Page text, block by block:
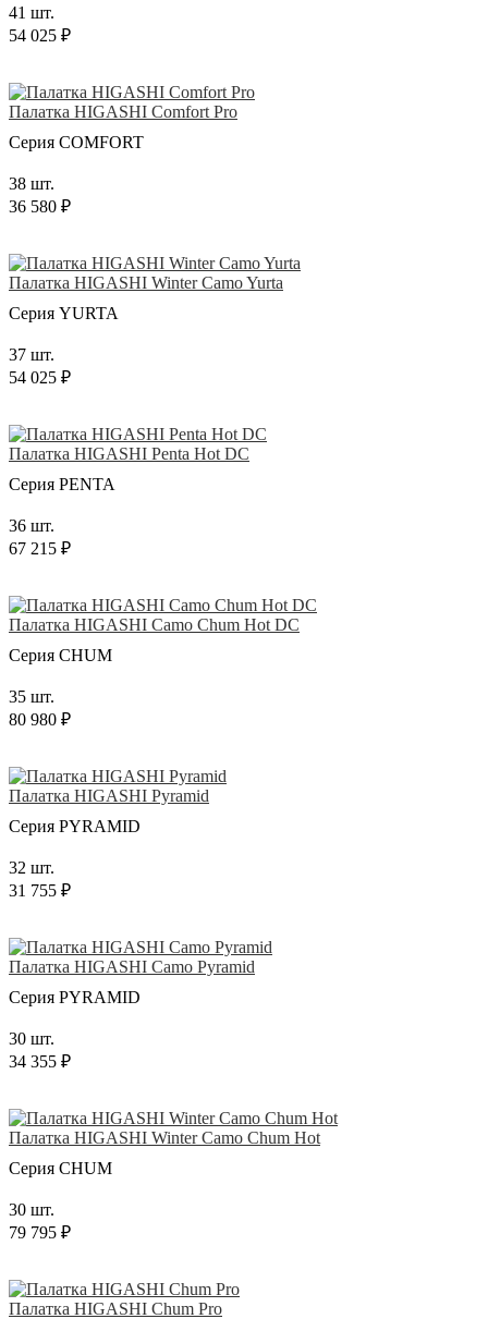
41 шт.
54 025 ₽
Палатка HIGASHI Comfort Pro
Серия COMFORT
38 шт.
36 580 ₽
Палатка HIGASHI Winter Camo Yurta
Серия YURTA
37 шт.
54 025 ₽
Палатка HIGASHI Penta Hot DC
Серия PENTA
36 шт.
67 215 ₽
Палатка HIGASHI Camo Chum Hot DC
Серия CHUM
35 шт.
80 980 ₽
Палатка HIGASHI Pyramid
Серия PYRAMID
32 шт.
31 755 ₽
Палатка HIGASHI Camo Pyramid
Серия PYRAMID
30 шт.
34 355 ₽
Палатка HIGASHI Winter Camo Chum Hot
Серия CHUM
30 шт.
79 795 ₽
Палатка HIGASHI Chum Pro